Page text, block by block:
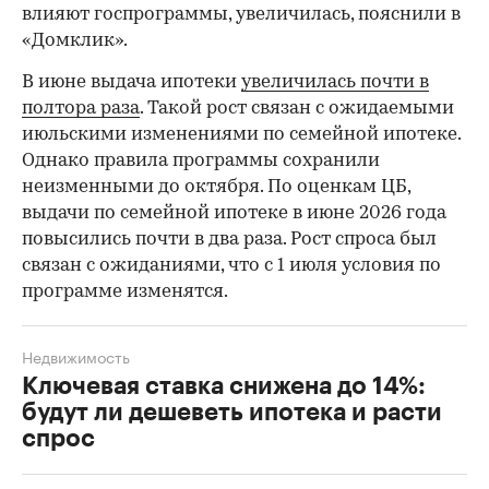
влияют госпрограммы, увеличилась, пояснили в
«Домклик».
В июне выдача ипотеки увеличилась почти в
полтора раза. Такой рост связан с ожидаемыми
июльскими изменениями по семейной ипотеке.
Однако правила программы сохранили
неизменными до октября. По оценкам ЦБ,
выдачи по семейной ипотеке в июне 2026 года
повысились почти в два раза. Рост спроса был
связан с ожиданиями, что с 1 июля условия по
программе изменятся.
Ключевая ставка снижена до 14%:
будут ли дешеветь ипотека и расти
спрос
Недвижимость